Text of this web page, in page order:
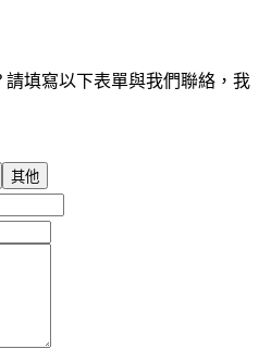
填寫以下表單與我們聯絡，我
其他